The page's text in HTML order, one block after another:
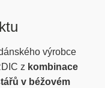
výrobce
z kombinace
v béžovém